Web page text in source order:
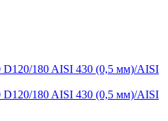
180 AISI 430 (0,5 мм)/AISI
180 AISI 430 (0,5 мм)/AISI